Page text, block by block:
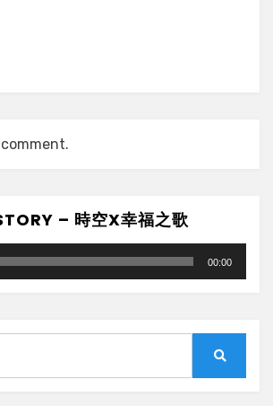
– 時空X幸福之歌
00:00